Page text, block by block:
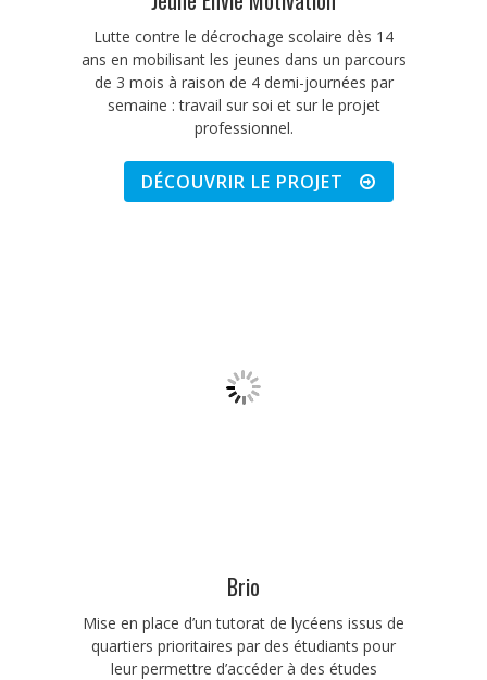
Lutte contre le décrochage scolaire dès 14
ans en mobilisant les jeunes dans un parcours
de 3 mois à raison de 4 demi-journées par
semaine : travail sur soi et sur le projet
professionnel.
DÉCOUVRIR LE PROJET
Brio
Mise en place d’un tutorat de lycéens issus de
quartiers prioritaires par des étudiants pour
leur permettre d’accéder à des études